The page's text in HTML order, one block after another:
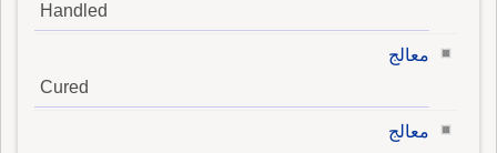
Handled
معالج
Cured
معالج